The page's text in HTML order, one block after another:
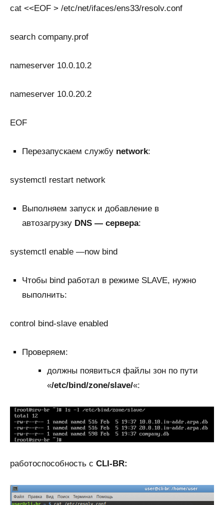
cat <<EOF > /etc/net/ifaces/ens33/resolv.conf
search company.prof
nameserver 10.0.10.2
nameserver 10.0.20.2
EOF
Перезапускаем службу network:
systemctl restart network
Выполняем запуск и добавление в
автозагрузку DNS — сервера:
systemctl enable —now bind
Чтобы bind работал в режиме SLAVE, нужно
выполнить:
control bind-slave enabled
Проверяем:
должны появиться файлы зон по пути
«/etc/bind/zone/slave/«:
работоспособность с CLI-BR: